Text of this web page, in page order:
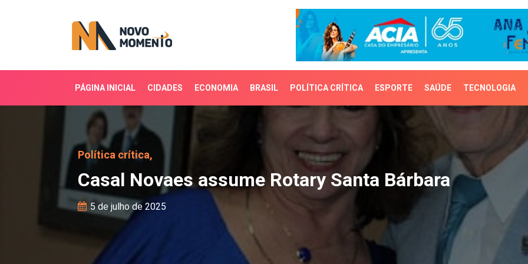
PÁGINA INICIAL CIDADES ECONOMIA BRASIL POLÍTICA CRÍTICA ESPORTE SAÚDE TECNOLOGIA
Casal Novaes assume Rotary Santa Bárbara
Política crítica,
Casal Novaes assume Rotary Santa Bárbara
5 de julho de 2025